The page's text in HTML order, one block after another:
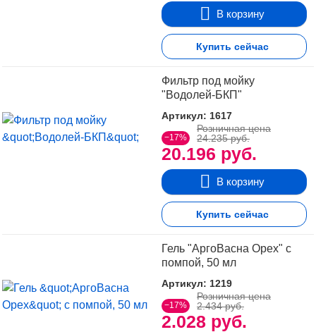
В корзину
Купить сейчас
Фильтр под мойку
"Водолей-БКП"
Артикул: 1617
−17%
20.196 руб.
Розничная цена
24.235 руб.
В корзину
Купить сейчас
Гель "АргоВасна Орех" с
помпой, 50 мл
Артикул: 1219
−17%
2.028 руб.
Розничная цена
2.434 руб.